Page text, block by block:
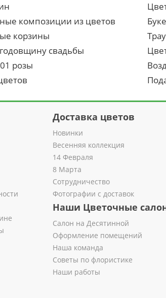
композиции из цветов
корзины
свадьбы
розы
Доставка цветов
Новинки
Весенняя коллекция
14 Февраля
8 Марта
Сотрудничество
Фотографии с доставок
Наши Цветочные
Салон на Десятинной
Оформление помещений
Наша команда
Советы по флористике
Наши работы